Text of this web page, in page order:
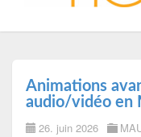
Animations
audio/vidéo en
26. juin 2026